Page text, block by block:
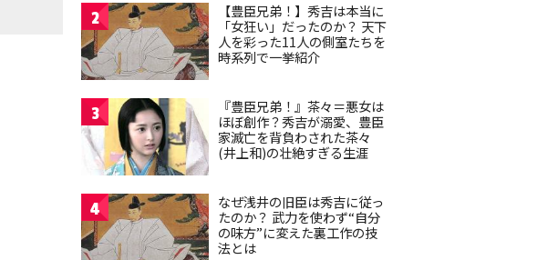
2
【豊臣兄弟！】秀吉は本当に
「女狂い」だったのか？ 天下
人を彩った11人の側室たちを
時系列で一挙紹介
3
『豊臣兄弟！』茶々＝悪女は
ほぼ創作？秀吉が溺愛、豊臣
家滅亡を背負わされた茶々
(井上和)の壮絶すぎる生涯
4
なぜ浅井の旧臣は秀吉に従っ
たのか？ 武力を使わず“自分
の味方”に変えた裏工作の技
法とは